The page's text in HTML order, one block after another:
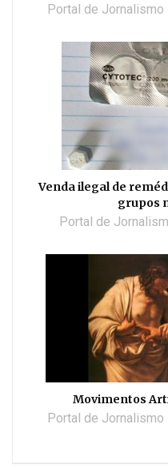
Portal de Jornalismo
Venda ilegal de
grupos
Portal de
Movimentos
Portal de Jornalismo